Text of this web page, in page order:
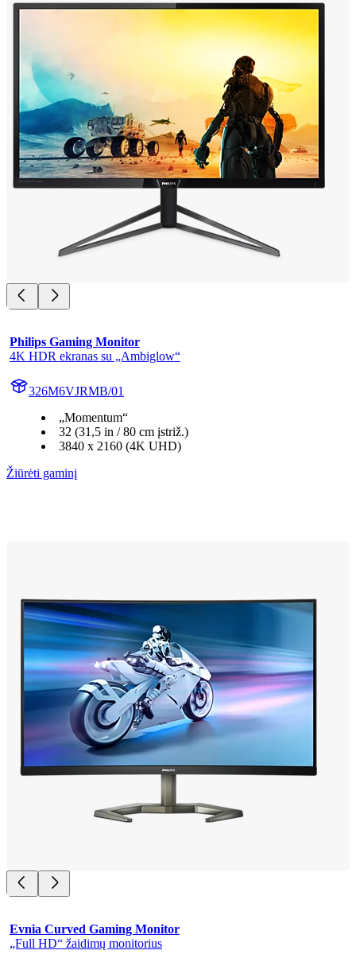
Philips Gaming Monitor
4K HDR ekranas su „Ambiglow“
326M6VJRMB/01
„Momentum“
32 (31,5 in / 80 cm įstriž.)
3840 x 2160 (4K UHD)
Žiūrėti gaminį
Evnia Curved Gaming Monitor
„Full HD“ žaidimų monitorius